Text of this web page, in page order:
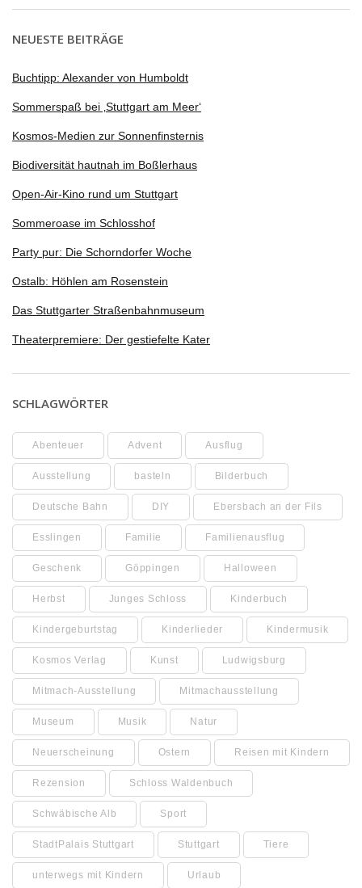
NEUESTE BEITRÄGE
Buchtipp: Alexander von Humboldt
Sommerspaß bei ‚Stuttgart am Meer‘
Kosmos-Medien zur Sonnenfinsternis
Biodiversität hautnah im Boßlerhaus
Open-Air-Kino rund um Stuttgart
Sommeroase im Schlosshof
Party pur: Die Schorndorfer Woche
Ostalb: Höhlen am Rosenstein
Das Stuttgarter Straßenbahnmuseum
Theaterpremiere: Der gestiefelte Kater
SCHLAGWÖRTER
Abenteuer Advent Ausflug
Ausstellung basteln Bilderbuch
Deutsche Bahn DIY Ebersbach an der Fils
Esslingen Familie Familienausflug
Geschenk Göppingen Halloween
Herbst Junges Schloss Kinderbuch
Kindergeburtstag Kinderlieder Kindermusik
Kosmos Verlag Kunst Ludwigsburg
Mitmach-Ausstellung Mitmachausstellung
Museum Musik Natur
Neuerscheinung Ostern Reisen mit Kindern
Rezension Schloss Waldenbuch
Schwäbische Alb Sport
StadtPalais Stuttgart Stuttgart Tiere
unterwegs mit Kindern Urlaub